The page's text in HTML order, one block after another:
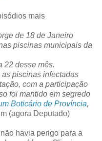
mais
de 18 de Janeiro
piscinas municipais da
22 desse mês.
piscinas infectadas
com a participação
foi mantido em segredo
Boticário de Província,
(agora Deputado)
havia perigo para a